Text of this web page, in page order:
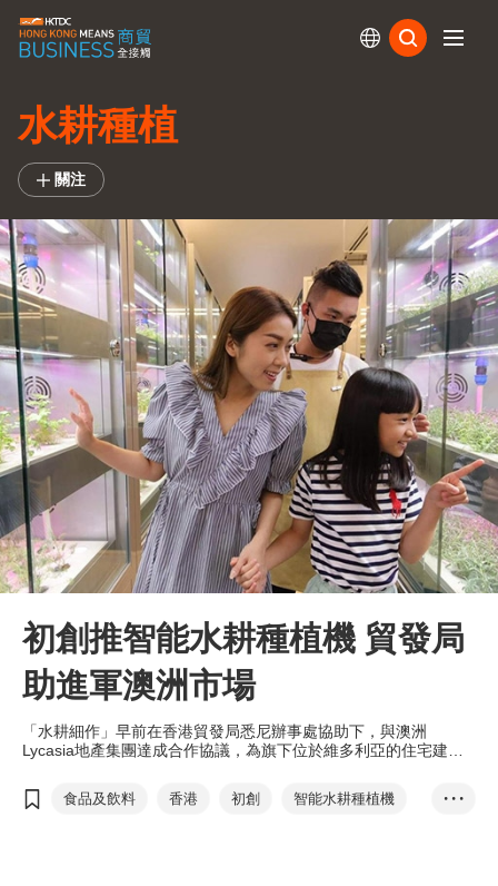
水耕種植
關注
初創推智能水耕種植機 貿發局
助進軍澳洲市場
「水耕細作」早前在香港貿發局悉尼辦事處協助下，與澳洲
Lycasia地產集團達成合作協議，為旗下位於維多利亞的住宅建築
未來，雙方將長期合作，在當地更多工業及商業項目中應用此系
統。
食品及飲料 香港 初創
智能水耕種植機
• • •